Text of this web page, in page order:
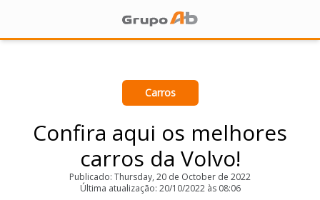
Carros
Confira aqui os melhores
carros da Volvo!
Publicado: Thursday, 20 de October de 2022
Última atualização: 20/10/2022 às 08:06